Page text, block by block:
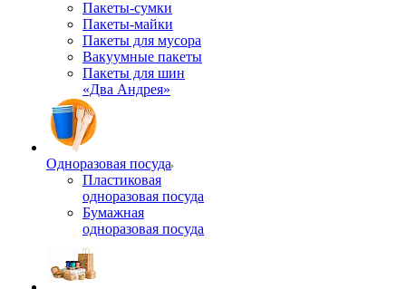
Пакеты-сумки
Пакеты-майки
Пакеты для мусора
Вакуумные пакеты
Пакеты для шин
«Два Андрея»
Одноразовая посуда
Пластиковая
одноразовая посуда
Бумажная
одноразовая посуда